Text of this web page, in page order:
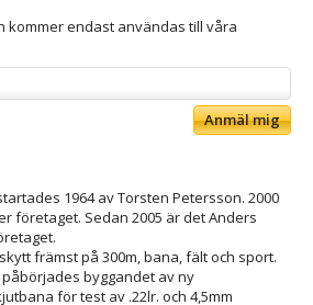
kommer endast användas till våra
Anmäl mig
1964 av Torsten Petersson. 2000
företaget. Sedan 2005 är det Anders
främst på 300m, bana, fält och sport.
påbörjades byggandet av ny
för test av .22lr. och 4,5mm